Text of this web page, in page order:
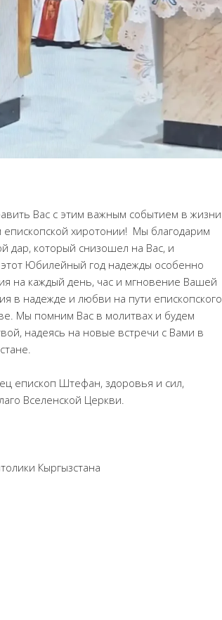
Вас с этим важным событием в жизни
хиротонии! Мы благодарим
дар, который снизошел на Вас, и
Юбилейный год надежды особенно
на каждый день, час и мгновение Вашей
в надежде и любви на пути епископского
Мы помним Вас в молитвах и будем
надеясь на новые встречи с Вами в
епископ Штефан, здоровья и сил,
Вселенской Церкви.
Кыргызстана